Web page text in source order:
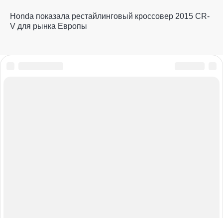
Honda показала рестайлинговый кроссовер 2015 CR-
V для рынка Европы